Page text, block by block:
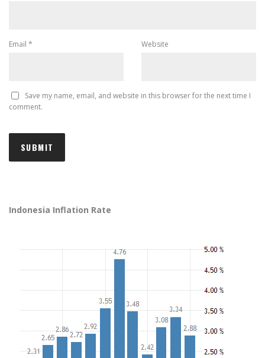
Email * Website
Save my name, email, and website in this browser for the next time I
comment.
Indonesia Inflation Rate